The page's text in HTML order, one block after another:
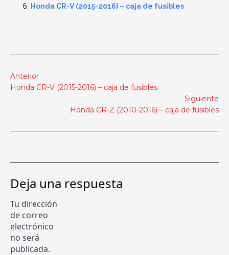
Honda CR-V (2015-2016) – caja de fusibles
Anterior
Honda CR-V (2015-2016) – caja de fusibles
Siguiente
Honda CR-Z (2010-2016) – caja de fusibles
Deja una respuesta
Tu dirección
de correo
electrónico
no será
publicada.